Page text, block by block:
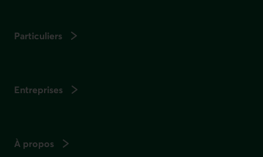
Particuliers
Entreprises
À propos